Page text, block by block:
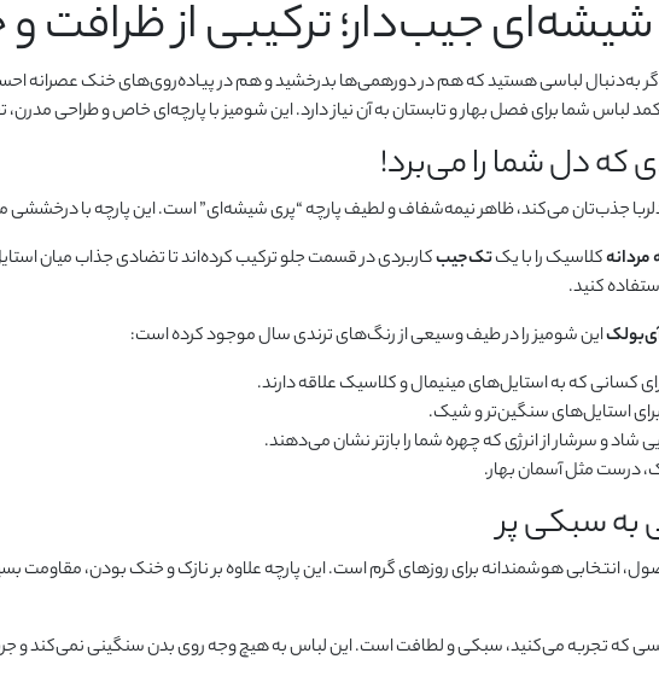
شیشه‌ای جیب‌دار؛ ترکیبی از ظرافت
به‌دنبال لباسی هستید که هم در دورهمی‌ها بدرخشید و هم در پیاده‌روی‌های خنک عصرانه
لباس شما برای فصل بهار و تابستان به آن نیاز دارد. این شومیز با پارچه‌ای خاص و طراحی
که دل شما را می‌برد!
جذب‌تان می‌کند، ظاهر نیمه‌شفاف و لطیف پارچه “پری شیشه‌ای” است. این پارچه با درخششی
مردانهکلاسیک را با یکتک‌جیبکاربردی در قسمت جلو ترکیب کرده‌اند تا تضادی جذاب میان
کنید.
این شومیز را در طیف وسیعی از رنگ‌های ترندی سال موجود کرده است:
کسانی که به استایل‌های مینیمال و کلاسیک علاقه دارند.
استایل‌های سنگین‌تر و شیک.
شاد و سرشار از انرژی که چهره شما را بازتر نشان می‌دهند.
درست مثل آسمان بهار.
به سبکی پر
انتخابی هوشمندانه برای روزهای گرم است. این پارچه علاوه بر نازک و خنک بودن،
که تجربه می‌کنید، سبکی و لطافت است. این لباس به هیچ وجه روی بدن سنگینی نمی‌کند و